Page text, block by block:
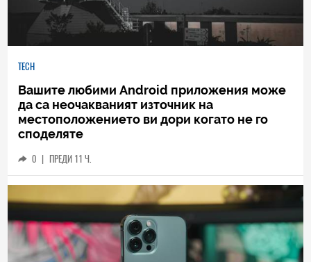
TECH
Вашите любими Android приложения може
да са неочакваният източник на
местоположението ви дори когато не го
споделяте
0 | ПРЕДИ 11 Ч.